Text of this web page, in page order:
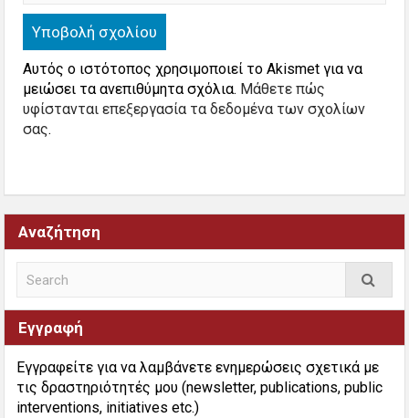
Αυτός ο ιστότοπος χρησιμοποιεί το Akismet για να
μειώσει τα ανεπιθύμητα σχόλια. Μάθετε πώς
υφίστανται επεξεργασία τα δεδομένα των σχολίων
σας.
Αναζήτηση
Εγγραφή
Εγγραφείτε για να λαμβάνετε ενημερώσεις σχετικά με
τις δραστηριότητές μου (newsletter, publications, public
interventions, initiatives etc.)